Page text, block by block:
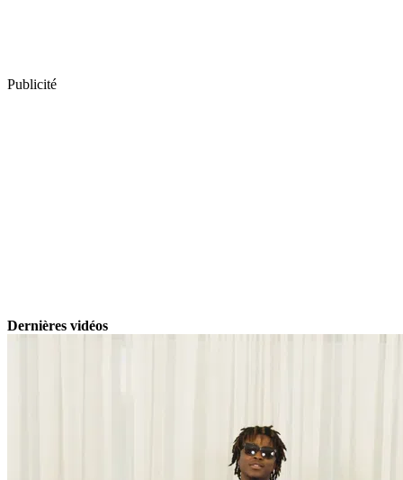
Publicité
Dernières vidéos